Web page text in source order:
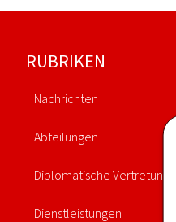
Footer
RUBRIKEN
Nachrichten
Abteilungen
Diplomatische Vertretungen
Dienstleistungen